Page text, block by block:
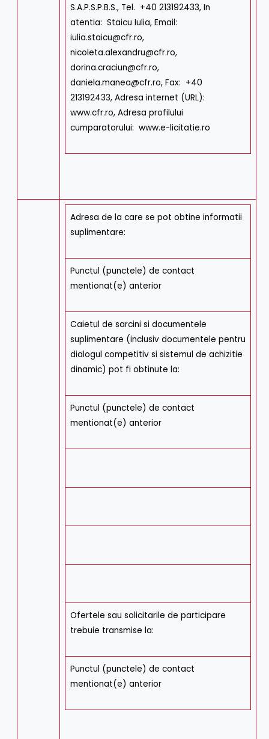
S.A.P.S.P.B.S., Tel. +40 213192433, In
atentia: Staicu Iulia, Email:
iulia.staicu@cfr.ro,
nicoleta.alexandru@cfr.ro,
dorina.craciun@cfr.ro,
daniela.manea@cfr.ro, Fax: +40
213192433, Adresa internet (URL):
www.cfr.ro, Adresa profilului
cumparatorului: www.e-licitatie.ro
Adresa de la care se pot obtine informatii
suplimentare:
Punctul (punctele) de contact
mentionat(e) anterior
Caietul de sarcini si documentele
suplimentare (inclusiv documentele pentru
dialogul competitiv si sistemul de achizitie
dinamic) pot fi obtinute la:
Punctul (punctele) de contact
mentionat(e) anterior
Ofertele sau solicitarile de participare
trebuie transmise la:
Punctul (punctele) de contact
mentionat(e) anterior